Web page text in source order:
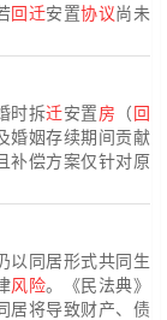
回迁安置协议尚未
时拆迁安置房 （回
婚姻存续期间贡献
补偿方案仅针对原
以同居形式共同生
风险。《民法典》
居将导致财产、债